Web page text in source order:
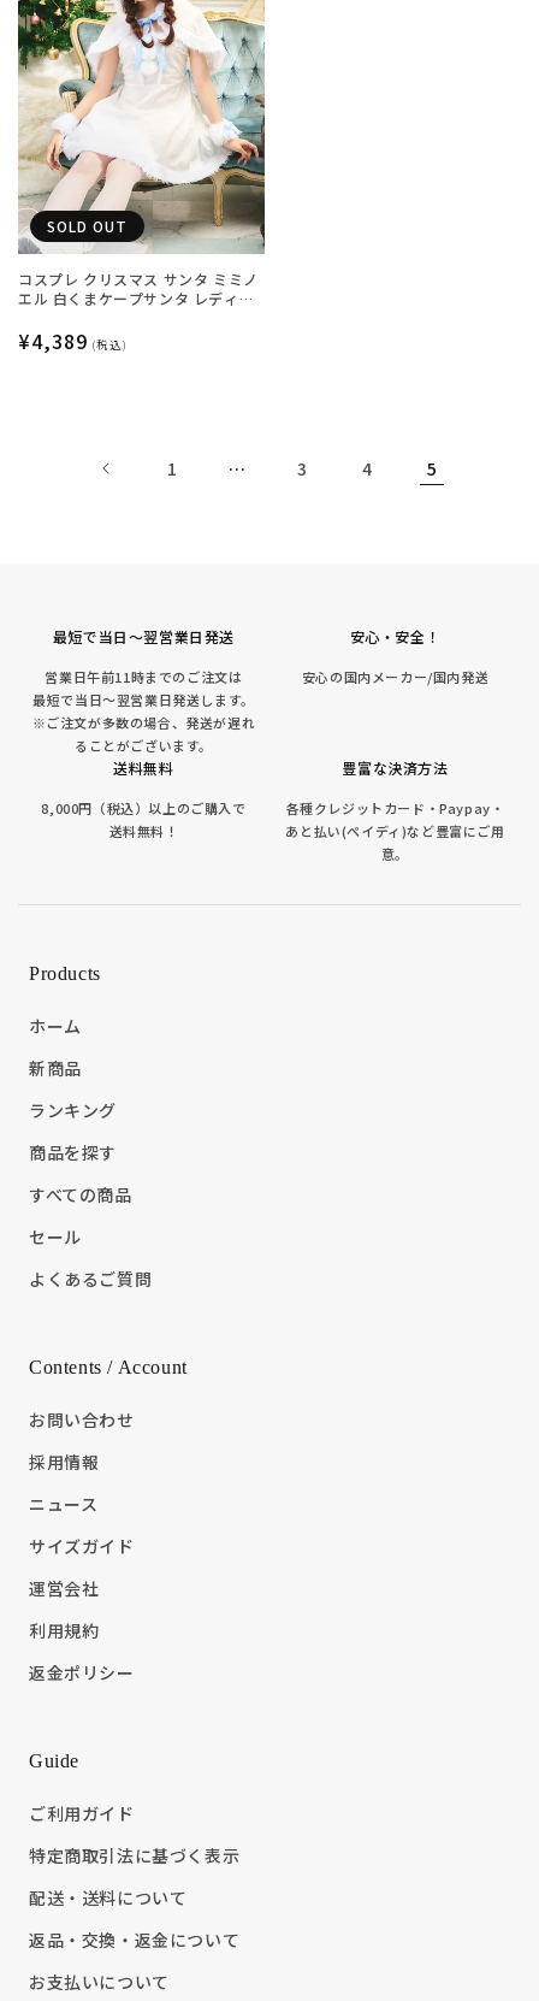
SOLD OUT
コスプレ クリスマス サンタ ミミノ
エル 白くまケープサンタ レディー
ストーン】♡
通
¥4,389 (税込)
1 … 3 4 5
最短で当日～翌営業日発送
営業日午前11時までのご注文は
最短で当日～翌営業日発送します。
※ご注文が多数の場合、発送が遅れ
ることがございます。
安心・安全！
安心の国内メーカー/国内発送
送料無料
8,000円（税込）以上のご購入で
送料無料！
豊富な決済方法
各種クレジットカード・Paypay・
あと払い(ペイディ)など豊富にご用
意。
Products
ホーム
新商品
ランキング
商品を探す
すべての商品
セール
よくあるご質問
Contents / Account
お問い合わせ
採用情報
ニュース
サイズガイド
運営会社
利用規約
返金ポリシー
Guide
ご利用ガイド
特定商取引法に基づく表示
配送・送料について
返品・交換・返金について
お支払いについて